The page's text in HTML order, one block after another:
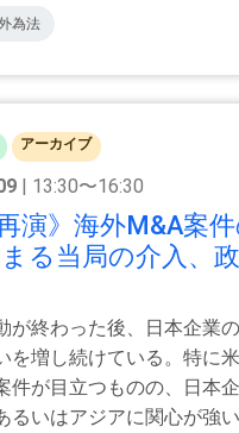
為法
アーカイブ
| 13:30〜16:30
再演》海外M&A案
る当局の介入、
が終わった後、日本企業
を増し続けている。特に
件が目立つものの、日本
るいはアジアに関心が強